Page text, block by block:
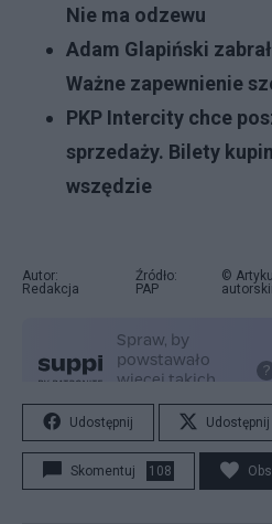
Nie ma odzewu
Adam Glapiński
Ważne zapewnienie
PKP Intercity chce
sprzedaży. Bilety
wszędzie
Autor:
Redakcja
Źródło:
PAP
©
Udostępnij Udostępnij
Skomentuj 108